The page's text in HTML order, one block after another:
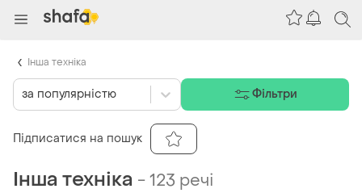
Інша техніка -123 речі
за популярністю Фільтри
Підписатися на пошук
Інша техніка